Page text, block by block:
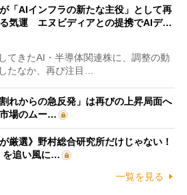
「AIインフラの新たな主役」として再
気運 エヌビディアとの提携でAIデ…
てきたAI・半導体関連株に、調整の動
たなか、再び注目…
れからの急反発」は再びの上昇局面へ
場のムー…
厳選》野村総合研究所だけじゃない！
を追い風に…
一覧を見る